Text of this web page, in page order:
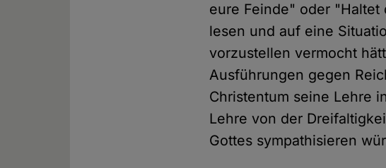
eure Feinde" oder "Haltet
lesen und auf eine
vorzustellen vermocht
Ausführungen gegen
Christentum seine Lehre
Lehre von der
Gottes sympathisieren